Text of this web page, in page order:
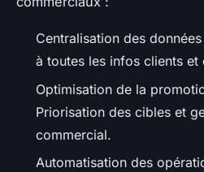
Centralisation des
à toutes les infos clients et
Optimisation de la
Priorisation des cibles et
commercial.
Automatisation des